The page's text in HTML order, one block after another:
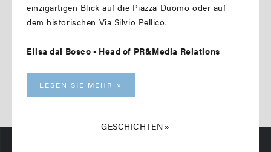
einzigartigen Blick auf die Piazza Duomo oder auf
dem historischen Via Silvio Pellico.
Elisa dal Bosco - Head of PR&Media Relations
LESEN SIE MEHR
GESCHICHTEN